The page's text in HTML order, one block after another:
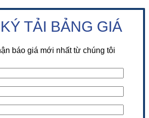
TẢI BẢNG GIÁ
báo giá mới nhất từ chúng tôi